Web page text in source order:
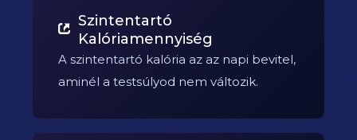
Szintentartó
Kalóriamennyiség
A szintentartó kalória az az napi bevitel,
aminél a testsúlyod nem változik.